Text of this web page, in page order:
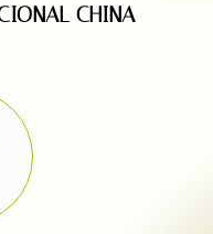
CHINA